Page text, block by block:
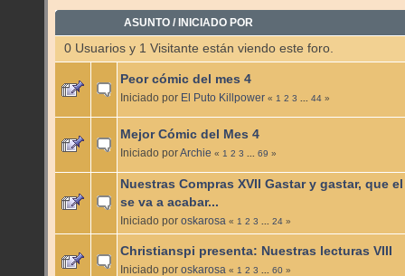
ASUNTO /INICIADO POR
0 Usuarios y 1 Visitante están viendo este foro.
Peor cómic del mes 4
Iniciado por El Puto Killpower « 1 2 3 44 »
Mejor Cómic del Mes 4
Iniciado porArchie « 1 2 3 69 »
Nuestras Compras XVII Gastar y gastar, que
se va a acabar...
Iniciado por oskarosa « 1 2 3 24 »
Christianspi presenta: Nuestras lecturas VIII
Iniciado por oskarosa « 1 2 3 60 »